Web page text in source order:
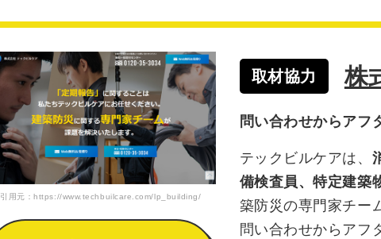
引用元：https://www.techbuilcare.com/lp_building/
取材協力 株
問い合わせからアフ
テックビルケアは、
備検査員、特定建築
築防災の専門家チー
問い合わせからアフ